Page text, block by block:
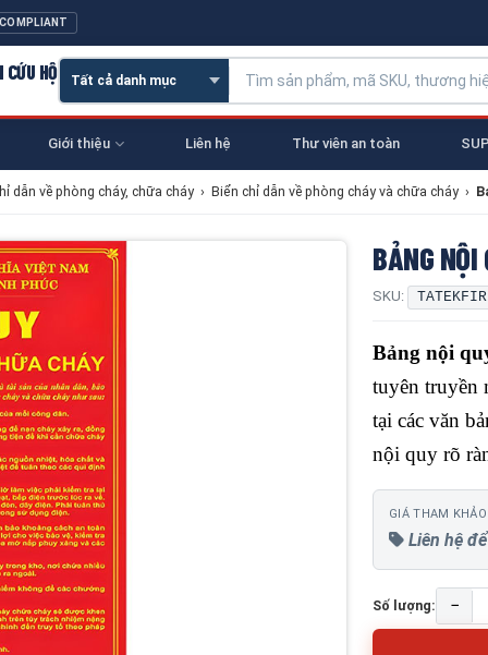
HỘ
Giới thiệu Liên hệ Thư viên an toàn
dẫn về phòng cháy, chữa cháy › Biển chỉ dẫn về phòng cháy và chữa cháy ›
BẢNG NỘI
SKU:
Bảng nội
tuyên truyền
tại các văn
nội quy rõ
GIÁ THAM KHẢO
Liên hệ
Số lượng: −